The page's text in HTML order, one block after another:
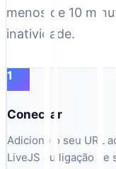
menos de 10
inatividade.
1
Conectar
Adicione o seu URL
LiveJS ou ligação de